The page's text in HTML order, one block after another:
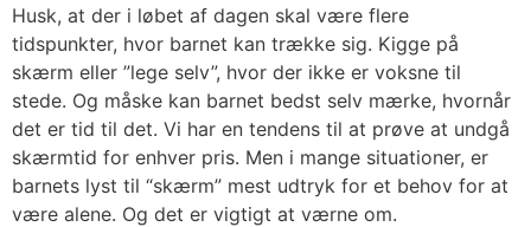
Husk, at der i løbet af dagen skal være flere
tidspunkter, hvor barnet kan trække sig. Kigge på
skærm eller ”lege selv”, hvor der ikke er voksne til
stede. Og måske kan barnet bedst selv mærke, hvornår
det er tid til det. Vi har en tendens til at prøve at undgå
skærmtid for enhver pris. Men i mange situationer, er
barnets lyst til “skærm” mest udtryk for et behov for at
være alene. Og det er vigtigt at værne om.